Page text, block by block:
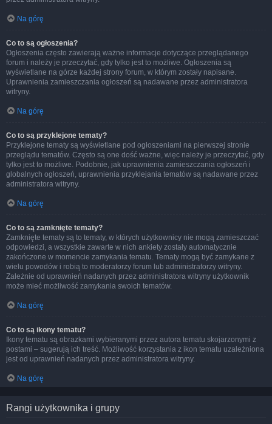
Na górę
Co to są ogłoszenia?
Ogłoszenia często zawierają ważne informacje dotyczące przeglądanego
forum i należy je przeczytać, gdy tylko jest to możliwe. Ogłoszenia są
wyświetlane na górze każdej strony forum, w którym zostały napisane.
Uprawnienia zamieszczania ogłoszeń są nadawane przez administratora
witryny.
Na górę
Co to są przyklejone tematy?
Przyklejone tematy są wyświetlane pod ogłoszeniami na pierwszej stronie
przeglądu tematów. Często są one dość ważne, więc należy je przeczytać, gdy
tylko jest to możliwe. Podobnie, jak uprawnienia zamieszczania ogłoszeń i
globalnych ogłoszeń, uprawnienia przyklejania tematów są nadawane przez
administratora witryny.
Na górę
Co to są zamknięte tematy?
Zamknięte tematy są to tematy, w których użytkownicy nie mogą zamieszczać
odpowiedzi, a wszystkie zawarte w nich ankiety zostały automatycznie
zakończone w momencie zamykania tematu. Tematy mogą być zamykane z
wielu powodów i robią to moderatorzy forum lub administratorzy witryny.
Zależnie od uprawnień nadanych przez administratora witryny użytkownik
może mieć możliwość zamykania swoich tematów.
Na górę
Co to są ikony tematu?
Ikony tematu są obrazkami wybieranymi przez autora tematu skojarzonymi z
postami – sugerują ich treść. Możliwość korzystania z ikon tematu uzależniona
jest od uprawnień nadanych przez administratora witryny.
Na górę
Rangi użytkownika i grupy